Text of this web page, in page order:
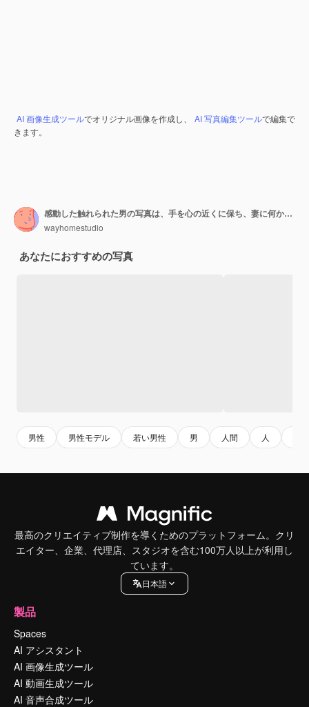
AI 画像生成ツールでオリジナル画像を作成し、 AI 写真編集ツールで編集で
きます。
感動した触れられた男の写真は、手を心の近くに保ち、妻に何かを約束し、ゴム製のキャップと縞模様のセーラーベストを着ています
wayhomestudio
あなたにおすすめの写真
男性 男性モデル 若い男性 男 人間 人
最高のクリエイティブ制作を導くためのプラットフォーム。クリ
エイター、企業、代理店、スタジオを含む100万人以上が利用し
ています。
日本語
製品
Spaces
AI アシスタント
AI 画像生成ツール
AI 動画生成ツール
AI 音声合成ツール